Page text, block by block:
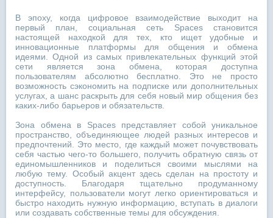
В эпоху, когда цифровое взаимодействие выходит на
первый план, социальная сеть Spaces становится
настоящей находкой для тех, кто ищет удобные и
инновационные платформы для общения и обмена
идеями. Одной из самых привлекательных функций этой
сети является зона обмена, которая доступна
пользователям абсолютно бесплатно. Это не просто
возможность сэкономить на подписке или дополнительных
услугах, а шанс раскрыть для себя новый мир общения без
каких-либо барьеров и обязательств.
Зона обмена в Spaces представляет собой уникальное
пространство, объединяющее людей разных интересов и
предпочтений. Это место, где каждый может почувствовать
себя частью чего-то большего, получить обратную связь от
единомышленников и поделиться своими мыслями на
любую тему. Особый акцент здесь сделан на простоту и
доступность. Благодаря тщательно продуманному
интерфейсу, пользователи могут легко ориентироваться и
быстро находить нужную информацию, вступать в диалоги
или создавать собственные темы для обсуждения.